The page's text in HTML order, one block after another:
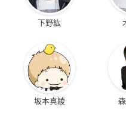
下野紘
坂本真綾